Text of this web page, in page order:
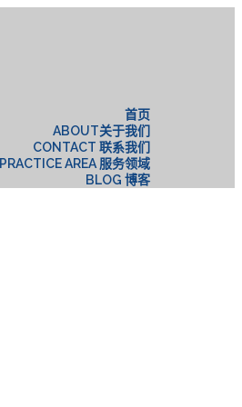
首页
ABOUT关于我们
CONTACT 联系我们
PRACTICE AREA 服务领域
BLOG 博客